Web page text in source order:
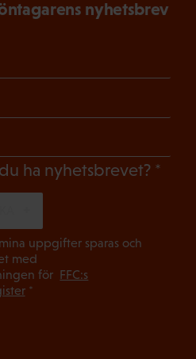
nyhetsbrev
ha nyhetsbrevet?
uppgifter sparas och
med
för FFC:s
*